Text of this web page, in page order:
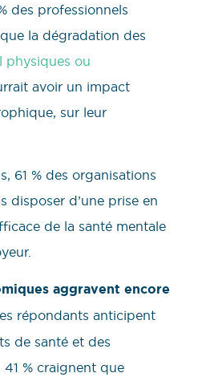
des professionnels
la dégradation des
physiques ou
avoir un impact
sur leur
61 % des organisations
disposer d’une prise en
de la santé mentale
aggravent encore
répondants anticipent
de santé et des
41 % craignent que